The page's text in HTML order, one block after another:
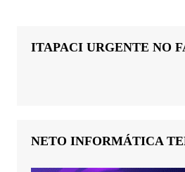
ITAPACI URGENTE NO
NETO INFORMÁTICA